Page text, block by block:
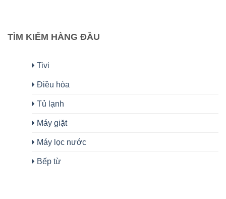
TÌM KIẾM HÀNG ĐẦU
Tivi
Điều hòa
Tủ lạnh
Máy giặt
Máy lọc nước
Bếp từ